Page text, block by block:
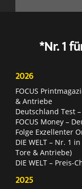
*Nr. 1
2026
FOCUS
& Antriebe
Deutschland Test
FOCUS Money –
Folge Exzellenter
DIE WELT – Nr. 1
Tore & Antriebe)
DIE WELT – Preis-
2025